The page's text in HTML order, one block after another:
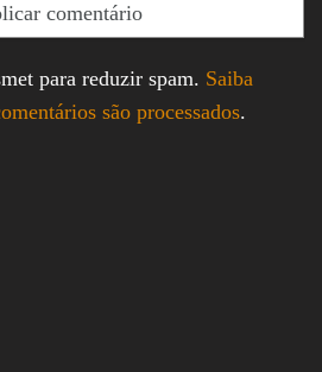
para reduzir spam. Saiba
são processados.